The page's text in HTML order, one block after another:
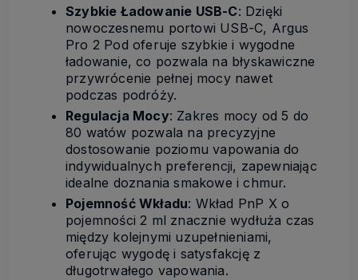
Szybkie Ładowanie USB-C: Dzięki
nowoczesnemu portowi USB-C, Argus
Pro 2 Pod oferuje szybkie i wygodne
ładowanie, co pozwala na błyskawiczne
przywrócenie pełnej mocy nawet
podczas podróży.
Regulacja Mocy: Zakres mocy od 5 do
80 watów pozwala na precyzyjne
dostosowanie poziomu vapowania do
indywidualnych preferencji, zapewniając
idealne doznania smakowe i chmur.
Pojemność Wkładu: Wkład PnP X o
pojemności 2 ml znacznie wydłuża czas
między kolejnymi uzupełnieniami,
oferując wygodę i satysfakcję z
długotrwałego vapowania.